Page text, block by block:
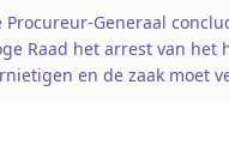
Procureur-Generaal
Raad het arrest van het
en de zaak moet